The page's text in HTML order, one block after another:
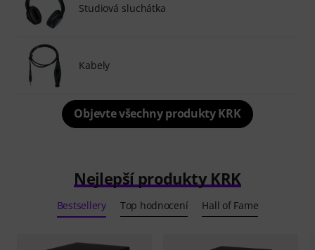
Studiová sluchátka
Kabely
Objevte všechny produkty KRK
Nejlepší produkty KRK
Bestsellery Top hodnocení Hall of Fame